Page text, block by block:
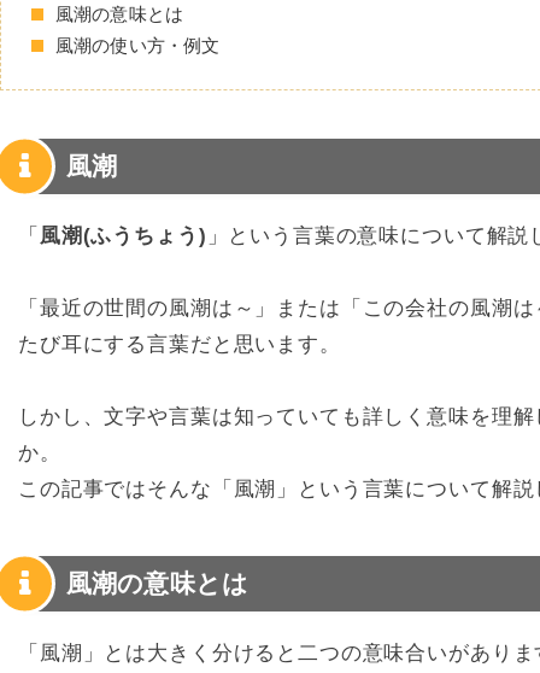
風潮の意味とは
風潮の使い方・例文
風潮
「 風潮(ふうちょう) 」という言葉の意味について解説
「最近の世間の風潮は～」または「この会社の風潮
たび耳にする言葉だと思います。
しかし、文字や言葉は知っていても詳しく意味を理
か。
この記事ではそんな「風潮」という言葉について解
風潮の意味とは
「風潮」とは大きく分けると二つの意味合いがありま